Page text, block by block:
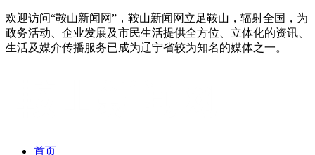
欢迎访问“鞍山新闻网”，鞍山新闻网立足鞍山，辐射全国，为
政务活动、企业发展及市民生活提供全方位、立体化的资讯、
生活及媒介传播服务已成为辽宁省较为知名的媒体之一。
首页